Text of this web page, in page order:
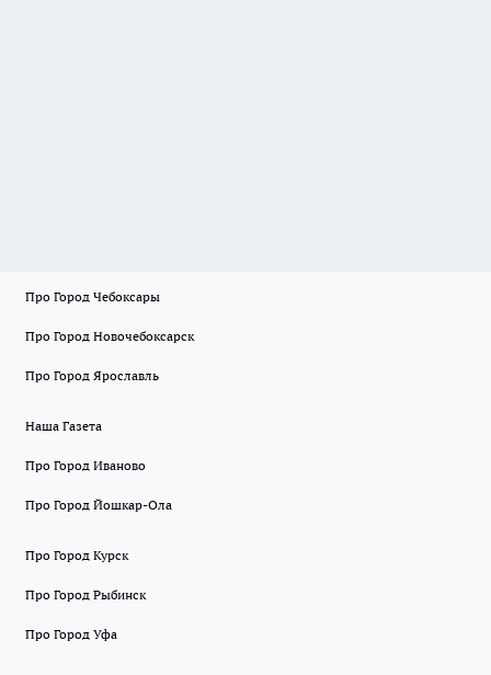
Про Город Чебоксары
Про Город Новочебоксарск
Про Город Ярославль
Наша Газета
Про Город Иваново
Про Город Йошкар-Ола
Про Город Курск
Про Город Рыбинск
Про Город Уфа